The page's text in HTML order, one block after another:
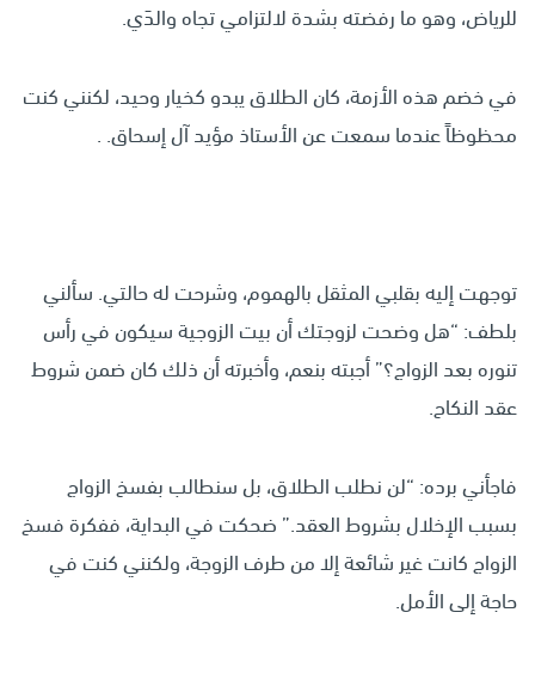
للرياض، وهو ما رفضته بشدة لالتزامي تجاه والدَي.
في خضم هذه الأزمة، كان الطلاق يبدو كخيار وحيد، لكنني كنت
محظوظاً عندما سمعت عن الأستاذ مؤيد آل إسحاق. .
توجهت إليه بقلبي المثقل بالهموم، وشرحت له حالتي. سألني
بلطف: “هل وضحت لزوجتك أن بيت الزوجية سيكون في رأس
تنوره بعد الزواج؟” أجبته بنعم، وأخبرته أن ذلك كان ضمن شروط
عقد النكاح.
فاجأني برده: “لن نطلب الطلاق، بل سنطالب بفسخ الزواج
بسبب الإخلال بشروط العقد.” ضحكت في البداية، ففكرة فسخ
الزواج كانت غير شائعة إلا من طرف الزوجة، ولكنني كنت في
حاجة إلى الأمل.